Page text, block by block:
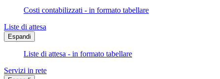
Costi contabilizzati - in formato tabellare
Liste di attesa
Espandi
Liste di attesa - in formato tabellare
Servizi in rete